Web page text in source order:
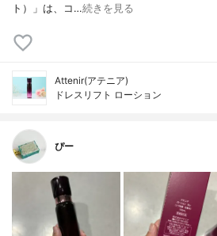
ト）」は、コ…続きを見る
Attenir(アテニア)
ドレスリフト ローション
ぴー